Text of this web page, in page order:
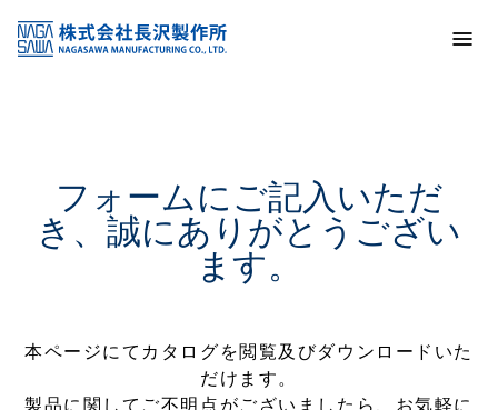
キーレックス2100カタログ
フォームにご記入いただ
き、誠にありがとうござい
ます。
本ページにてカタログを閲覧及びダウンロードいた
だけます。
製品に関してご不明点がございましたら、お気軽に